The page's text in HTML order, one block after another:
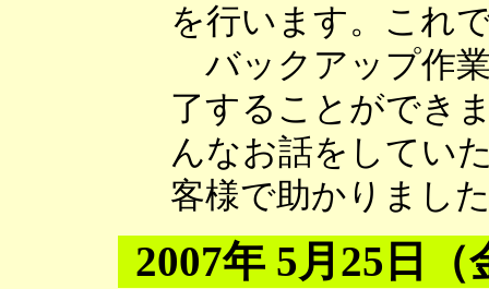
を行います。これ
バックアップ作
了することができ
んなお話をしてい
客様で助かりまし
2007年 5月25日（